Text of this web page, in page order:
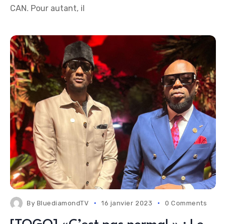
CAN. Pour autant, il
By BluediamondTV 16 janvier 2023 0 Comments